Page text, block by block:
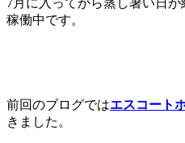
稼働中です。
前回のブログではエスコート
きました。